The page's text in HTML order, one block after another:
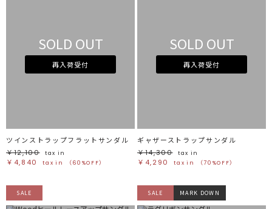
SOLD OUT
再入荷受付
ツインストラップフラットサンダル
￥12,100
tax in
￥4,840 tax in （60%OFF）
SOLD OUT
再入荷受付
ギャザーストラップサンダル
￥14,300
tax in
￥4,290 tax in （70%OFF）
SALE SALE MARK DOWN